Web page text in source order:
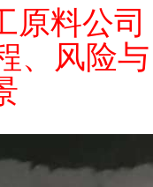
原料公司
、风险与